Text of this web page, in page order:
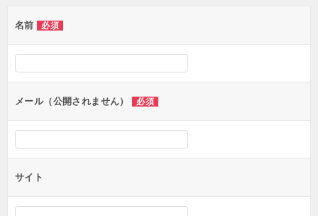
名前 必須
メール（公開されません） 必須
サイト